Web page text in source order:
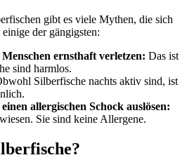
gibt es viele Mythen, die sich
der gängigsten:
ernsthaft verletzen: Das ist
sind harmlos.
Silberfische nachts aktiv sind, ist
allergischen Schock auslösen:
Sie sind keine Allergene.